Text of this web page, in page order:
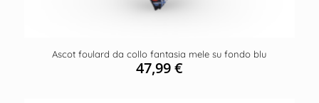
Ascot foulard da collo fantasia mele su fondo blu
47,99€